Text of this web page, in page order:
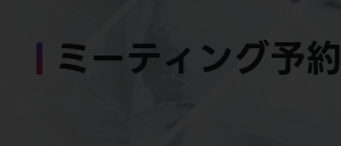
ミーティング予約